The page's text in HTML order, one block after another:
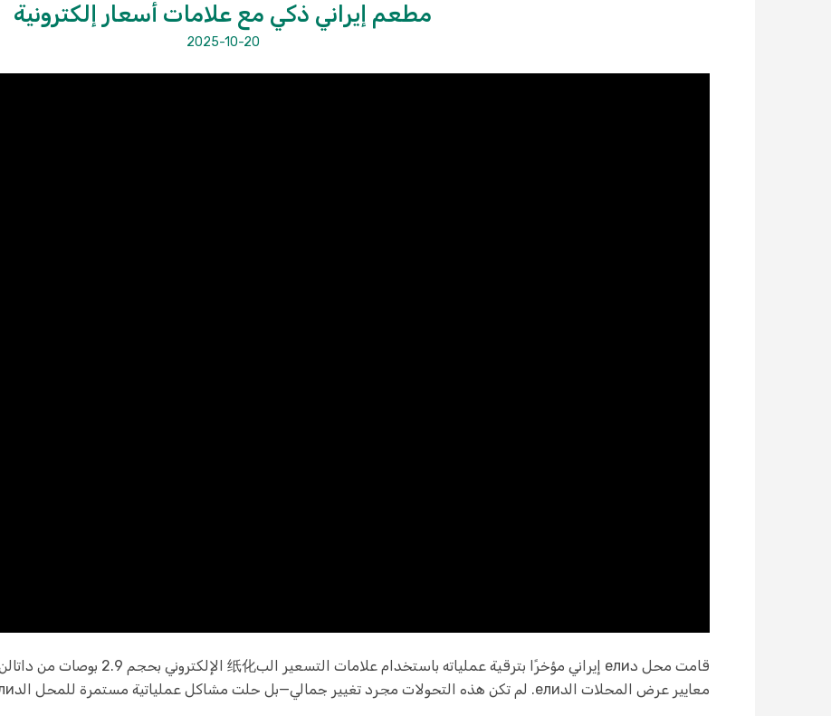
مطعم إيراني ذكي مع علامات أسعار إلكترونية
2025-10-20
معايير عرض المحلات الدели. لم تكن هذه التحولات مجرد تغيير جمالي—بل حلت مشاكل عملياتية مستمرة للمحل الدели الذكي.